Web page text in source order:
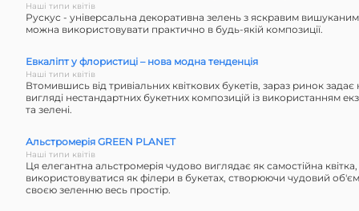
Наші типи квітів
Рускус - універсальна декоративна зелень з яскравим
можна використовувати практично в будь-якій композиції.
Евкаліпт у флористиці – нова модна тенденція
Наші типи квітів
Втомившись від тривіальних квіткових букетів, зараз ринок
вигляді нестандартних букетних композицій із використанням
та зелені.
Альстромерія GREEN PLANET
Наші типи квітів
Ця елегантна альстромерія чудово виглядає як самостійна
використовуватися як філери в букетах, створюючи чудовий
своєю зеленню весь простір.